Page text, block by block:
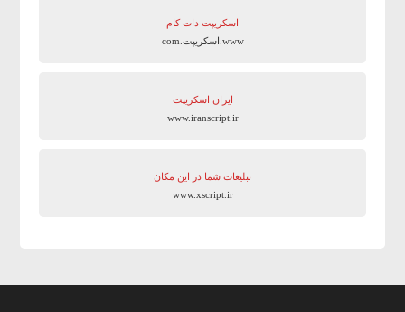
اسکریپت دات کام
www.اسکریپت.com
ایران اسکریپت
www.iranscript.ir
تبلیغات شما در این مکان
www.xscript.ir